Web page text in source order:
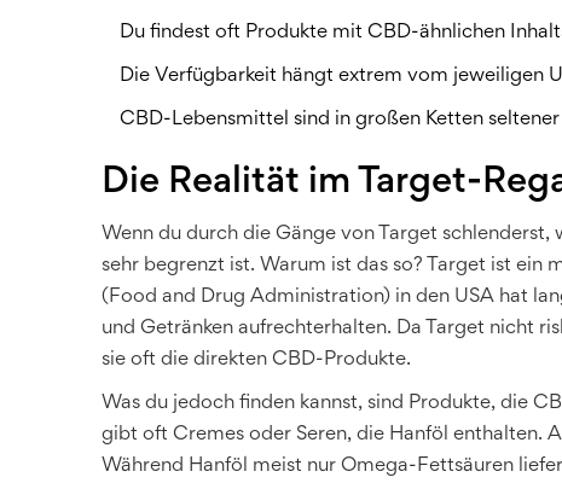
Du findest oft Produkte mit CBD-ähnlichen
Die Verfügbarkeit hängt extrem vom jeweiligen
CBD-Lebensmittel sind in großen Ketten
Die Realität im Target-
Wenn du durch die Gänge von Target
sehr begrenzt ist. Warum ist das so? Target ist ein
(Food and Drug Administration) in den USA hat
und Getränken aufrechterhalten. Da Target nicht
sie oft die direkten CBD-Produkte.
Was du jedoch finden kannst, sind Produkte, die
gibt oft Cremes oder Seren, die Hanföl enthalten.
Während Hanföl meist nur Omega-Fettsäuren